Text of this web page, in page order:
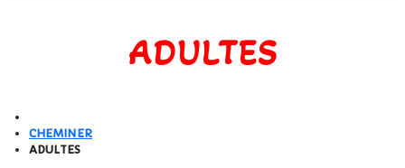
ADULTES
CHEMINER
ADULTES